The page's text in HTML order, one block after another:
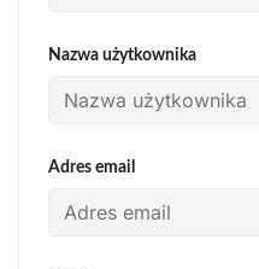
Nazwa użytkownika
Adres email